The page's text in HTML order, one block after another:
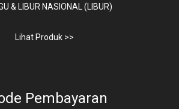
& LIBUR NASIONAL (LIBUR)
Lihat Produk >>
Pembayaran